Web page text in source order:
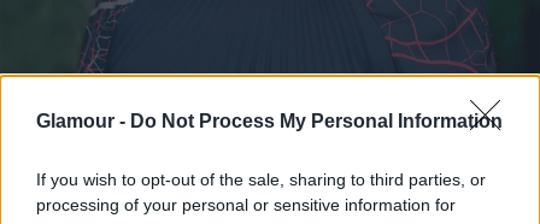
Glamour - Do Not Process My Personal Information
If you wish to opt-out of the sale, sharing to third parties, or
processing of your personal or sensitive information for